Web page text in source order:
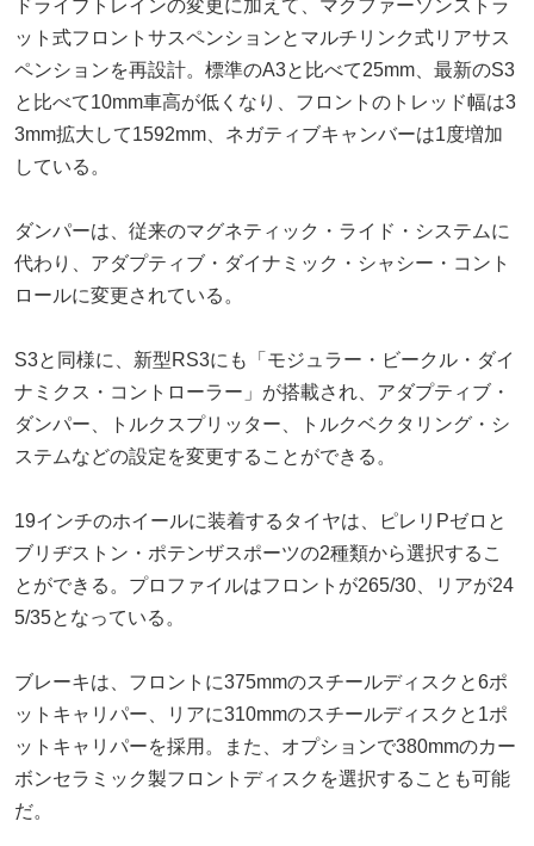
ドライブトレインの変更に加えて、マクファーソンストラ
ット式フロントサスペンションとマルチリンク式リアサス
ペンションを再設計。標準のA3と比べて25mm、最新のS3
と比べて10mm車高が低くなり、フロントのトレッド幅は3
3mm拡大して1592mm、ネガティブキャンバーは1度増加
している。
ダンパーは、従来のマグネティック・ライド・システムに
代わり、アダプティブ・ダイナミック・シャシー・コント
ロールに変更されている。
S3と同様に、新型RS3にも「モジュラー・ビークル・ダイ
ナミクス・コントローラー」が搭載され、アダプティブ・
ダンパー、トルクスプリッター、トルクベクタリング・シ
ステムなどの設定を変更することができる。
19インチのホイールに装着するタイヤは、ピレリPゼロと
ブリヂストン・ポテンザスポーツの2種類から選択するこ
とができる。プロファイルはフロントが265/30、リアが24
5/35となっている。
ブレーキは、フロントに375mmのスチールディスクと6ポ
ットキャリパー、リアに310mmのスチールディスクと1ポ
ットキャリパーを採用。また、オプションで380mmのカー
ボンセラミック製フロントディスクを選択することも可能
だ。